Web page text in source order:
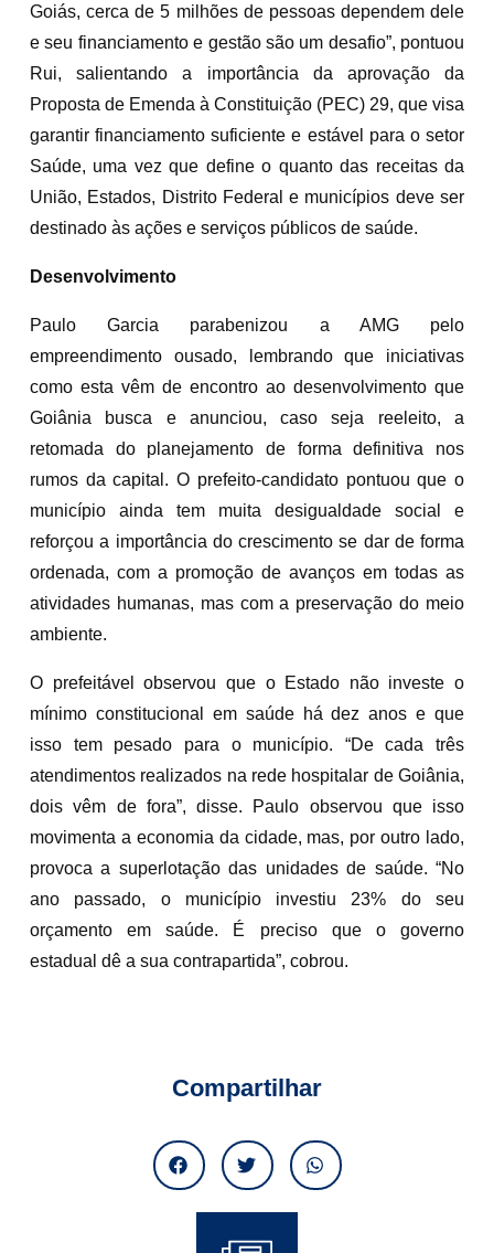
Goiás, cerca de 5 milhões de pessoas dependem dele
e seu financiamento e gestão são um desafio”, pontuou
Rui, salientando a importância da aprovação da
Proposta de Emenda à Constituição (PEC) 29, que visa
garantir financiamento suficiente e estável para o setor
Saúde, uma vez que define o quanto das receitas da
União, Estados, Distrito Federal e municípios deve ser
destinado às ações e serviços públicos de saúde.
Desenvolvimento
Paulo Garcia parabenizou a AMG pelo
empreendimento ousado, lembrando que iniciativas
como esta vêm de encontro ao desenvolvimento que
Goiânia busca e anunciou, caso seja reeleito, a
retomada do planejamento de forma definitiva nos
rumos da capital. O prefeito-candidato pontuou que o
município ainda tem muita desigualdade social e
reforçou a importância do crescimento se dar de forma
ordenada, com a promoção de avanços em todas as
atividades humanas, mas com a preservação do meio
ambiente.
O prefeitável observou que o Estado não investe o
mínimo constitucional em saúde há dez anos e que
isso tem pesado para o município. “De cada três
atendimentos realizados na rede hospitalar de Goiânia,
dois vêm de fora”, disse. Paulo observou que isso
movimenta a economia da cidade, mas, por outro lado,
provoca a superlotação das unidades de saúde. “No
ano passado, o município investiu 23% do seu
orçamento em saúde. É preciso que o governo
estadual dê a sua contrapartida”, cobrou.
Compartilhar